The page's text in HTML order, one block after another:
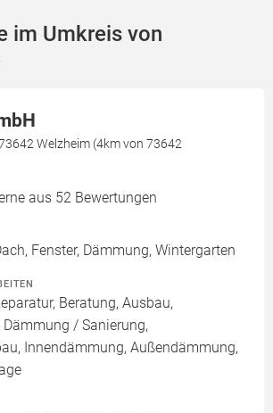
im Umkreis von
Welzheim (4km von 73642
aus 52 Bewertungen
Fenster, Dämmung, Wintergarten
Beratung, Ausbau,
Dämmung / Sanierung,
Innendämmung, Außendämmung,